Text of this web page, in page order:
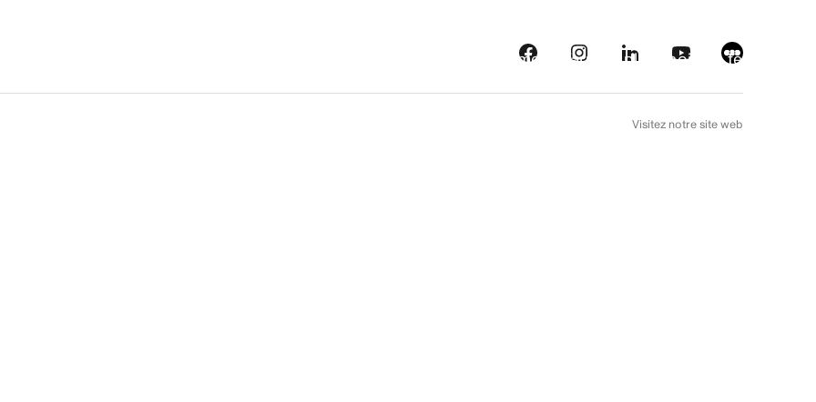
Plateformes À l’arrière plan Choix de téléfilm
Visitez notre site web